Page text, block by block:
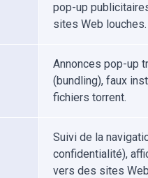
pop-up
sites Web louches.
Annonces pop-up
(bundling), faux
fichiers torrent.
Suivi de la
confidentialité),
vers des sites